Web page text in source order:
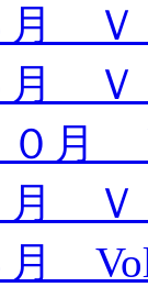
月 Ｖ
月 Ｖ
０月
月 Ｖ
月